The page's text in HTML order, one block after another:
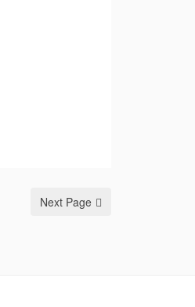
Next Page